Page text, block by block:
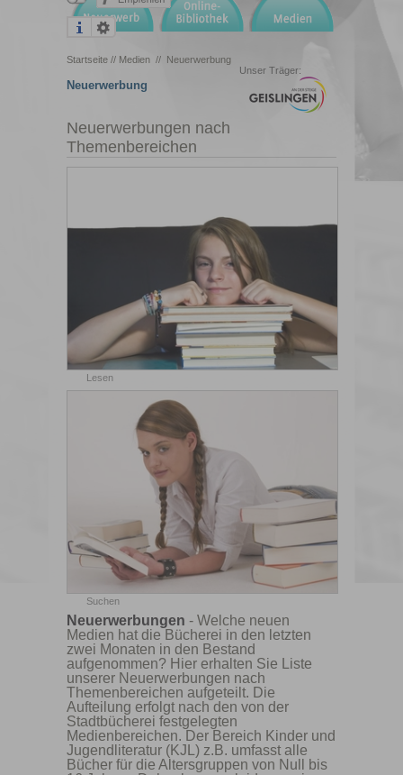
Startseite // Medien // Neuerwerbung
Unser Träger:
Neuerwerbung
Neuerwerbungen nach
Themenbereichen
Lesen
Suchen
Neuerwerbungen - Welche neuen
Medien hat die Bücherei in den letzten
zwei Monaten in den Bestand
aufgenommen? Hier erhalten Sie Liste
unserer Neuerwerbungen nach
Themenbereichen aufgeteilt. Die
Aufteilung erfolgt nach den von der
Stadtbücherei festgelegten
Medienbereichen. Der Bereich Kinder und
Jugendliteratur (KJL) z.B. umfasst alle
Bücher für die Altersgruppen von Null bis